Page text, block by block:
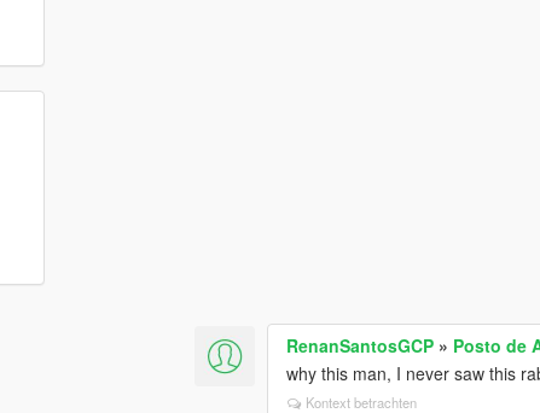
RenanSantosGCP » Posto de
why this man, I never saw this
Kontext betrachten